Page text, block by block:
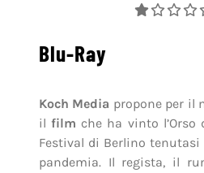
Blu-Ray
Koch Media propone per il
il film che ha vinto l’Orso
Festival di Berlino
pandemia. Il regista, il